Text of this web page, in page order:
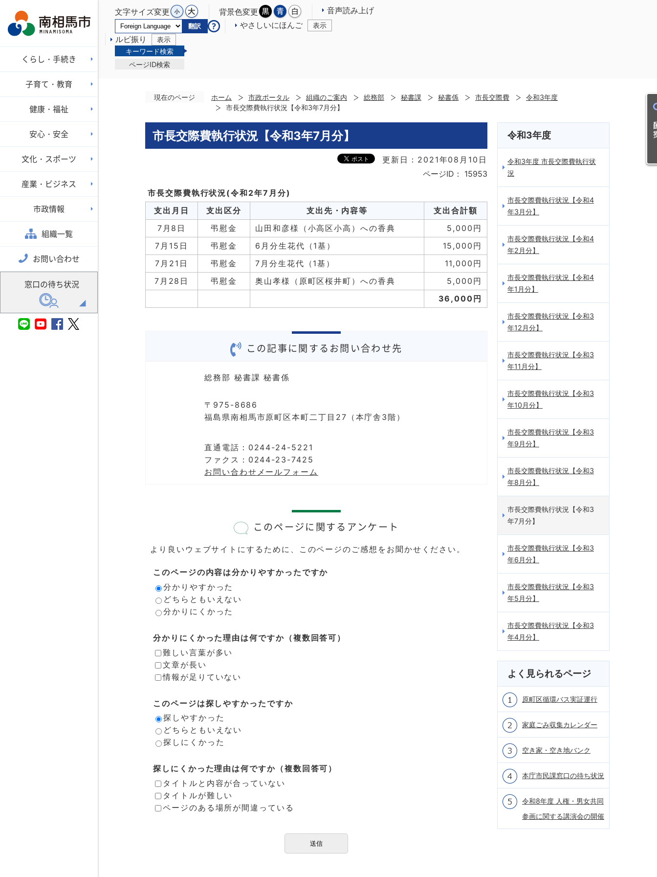
文字サイズ変更 背景色変更 音声読み上げ
翻訳 やさしいにほんご 表示
ルビ振り
表示
キーワード検索
ページID検索
くらし・手続き
子育て・教育
健康・福祉
安心・安全
文化・スポーツ
産業・ビジネス
市政情報
組織一覧
お問い合わせ
窓口の待ち状況
目
現在のページ ホーム 市政ポータル 組織のご案内 総務部 秘書課 秘書係 市長交際費
令和3年度
市長交際費執行状況【令和3年7月分】
市長交際費執行状況【令和3年7月分】
更新日：2021年08月10日
ページID：
15953
市長交際費執行状況(令和2年7月分)
支出月日
支出区分 支出先・内容等
支出合計額
7月8日
弔慰金 山田和彦様（小高区小高）への香典
5,000円
7月15日
弔慰金 6月分生花代（1基）
15,000円
7月21日
弔慰金 7月分生花代（1基）
11,000円
7月28日
弔慰金 奥山孝様（原町区桜井町）への香典
5,000円
36,000円
この記事に関するお問い合わせ先
総務部 秘書課 秘書係
〒975-8686
福島県南相馬市原町区本町二丁目27（本庁舎3階）
直通電話：0244-24-5221
ファクス：0244-23-7425
お問い合わせメールフォーム
このページに関するアンケート
より良いウェブサイトにするために、このページのご感想をお聞かせください。
このページの内容は分かりやすかったですか
分かりやすかった
どちらともいえない
分かりにくかった
分かりにくかった理由は何ですか（複数回答可）
難しい言葉が多い
文章が長い
情報が足りていない
このページは探しやすかったですか
探しやすかった
どちらともいえない
探しにくかった
探しにくかった理由は何ですか（複数回答可）
タイトルと内容が合っていない
タイトルが難しい
ページのある場所が間違っている
令和3年度
令和3年度 市長交際費執行状
況
市長交際費執行状況【令和4
年3月分】
市長交際費執行状況【令和4
年2月分】
市長交際費執行状況【令和4
年1月分】
市長交際費執行状況【令和3
年12月分】
市長交際費執行状況【令和3
年11月分】
市長交際費執行状況【令和3
年10月分】
市長交際費執行状況【令和3
年9月分】
市長交際費執行状況【令和3
年8月分】
市長交際費執行状況【令和3
年7月分】
市長交際費執行状況【令和3
年6月分】
市長交際費執行状況【令和3
年5月分】
市長交際費執行状況【令和3
年4月分】
よく見られるページ
原町区循環バス実証運行
家庭ごみ収集カレンダー
空き家・空き地バンク
本庁市民課窓口の待ち状況
令和8年度 人権・男女共同
参画に関する講演会の開催